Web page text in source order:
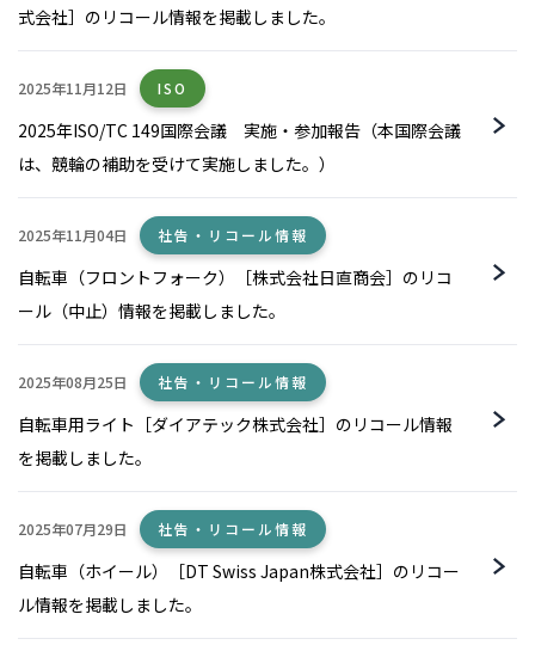
式会社］のリコール情報を掲載しました。
2025年11月12日 ISO
2025年ISO/TC 149国際会議 実施・参加報告（本国際会議
は、競輪の補助を受けて実施しました。）
2025年11月04日 社告・リコール情報
自転車（フロントフォーク）［株式会社日直商会］のリコ
ール（中止）情報を掲載しました。
2025年08月25日 社告・リコール情報
自転車用ライト［ダイアテック株式会社］のリコール情報
を掲載しました。
2025年07月29日 社告・リコール情報
自転車（ホイール）［DT Swiss Japan株式会社］のリコー
ル情報を掲載しました。